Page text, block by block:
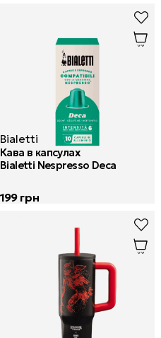
Кава в капсулах
Bialetti Nespresso Deca
Bialetti
199грн